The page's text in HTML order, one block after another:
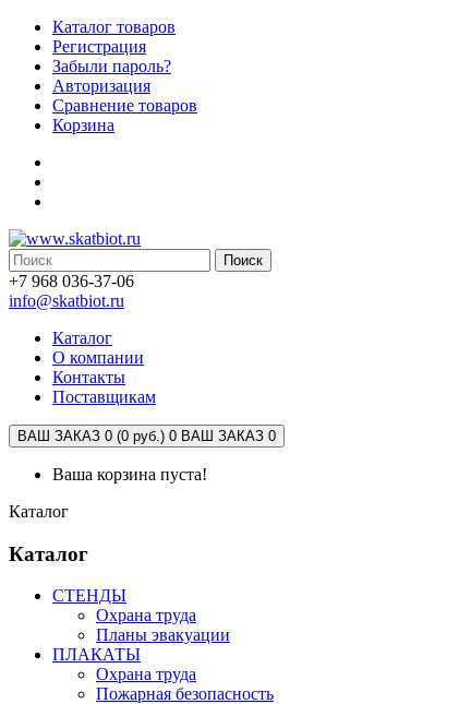
Каталог товаров
Регистрация
Забыли пароль?
Авторизация
Сравнение товаров
Корзина
Поиск
+7 968 036-37-06
info@skatbiot.ru
Каталог
О компании
Контакты
Поставщикам
ВАШ ЗАКАЗ 0 (0 руб.) 0 ВАШ ЗАКАЗ 0
Ваша корзина пуста!
Каталог
Каталог
СТЕНДЫ
Охрана труда
Планы эвакуации
ПЛАКАТЫ
Охрана труда
Пожарная безопасность